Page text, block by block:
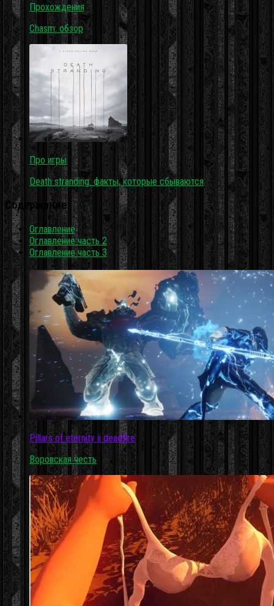
Прохождения
Chasm: обзор
Про игры
Death stranding: факты, которые сбываются
Содержание
Оглавление
Оглавление часть 2
Оглавление часть 3
Pillars of eternity ii deadfire
Воровская честь